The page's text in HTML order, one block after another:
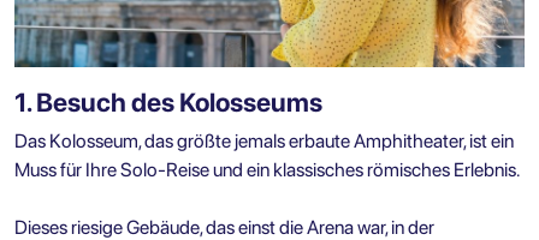
1. Besuch des Kolosseums
Das Kolosseum, das größte jemals erbaute Amphitheater, ist ein
Muss für Ihre Solo-Reise und ein klassisches römisches Erlebnis.
Dieses riesige Gebäude, das einst die Arena war, in der